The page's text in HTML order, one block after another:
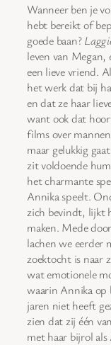
Wanneer ben je
hebt bereikt of
goede baan?
leven van
een lieve vriend.
het werk dat bij
en dat ze haar
want ook dat
films over
maar gelukkig gaat
zit voldoende
het charmante
Annika speelt.
zich bevindt, lijkt
maken. Mede
lachen we eerder
zoektocht is naar
wat emotionele
waarin Annika op
jaren niet heeft
zien dat zij één
met haar bijrol als